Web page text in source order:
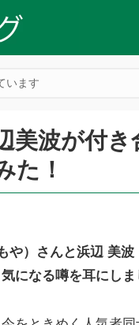
います
美波が付
た！
や）さんと浜辺 美
になる噂を耳にしま